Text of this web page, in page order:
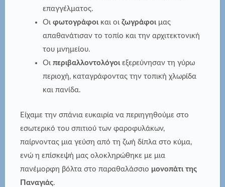
επαγγέλματος.
Οι φωτογράφοικαι οι ζωγράφοιμας
απαθανάτισαν το τοπίο και την αρχιτεκτονική
του μνημείου.
Οι περιβαλλοντολόγοιεξερεύνησαν τη γύρω
περιοχή, καταγράφοντας την τοπική χλωρίδα
και πανίδα.
Είχαμε την σπάνια ευκαιρία να περιηγηθούμε στο
εσωτερικό του σπιτιού των φαροφυλάκων,
παίρνοντας μια γεύση από τη ζωή δίπλα στο κύμα,
ενώ η επίσκεψή μας ολοκληρώθηκε με μια
πανέμορφη βόλτα στο παραθαλάσσιο μονοπάτι της
Παναγιάς.